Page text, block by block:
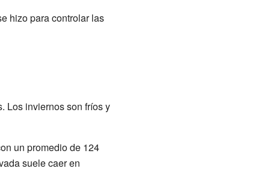
hizo para controlar las
Los inviernos son fríos y
un promedio de 124
suele caer en